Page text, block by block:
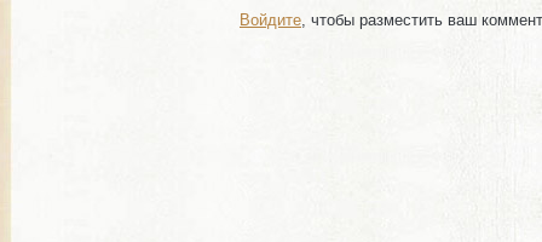
Войдите , чтобы разместить ваш